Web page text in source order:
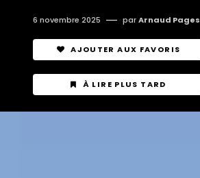
6 novembre 2025 parArnaud Pages
AJOUTER AUX FAVORIS
À LIRE PLUS TARD